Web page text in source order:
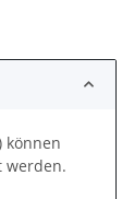
können
werden.